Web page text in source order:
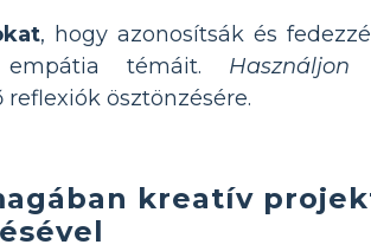
, hogy azonosítsák és
témáit.
ösztönzésére.
kreatív